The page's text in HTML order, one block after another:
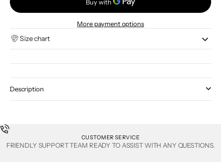
More payment options
Size chart
Description
CUSTOMER SERVICE
FRIENDLY SUPPORT TEAM READY TO ASSIST WITH ANY QUESTIONS.